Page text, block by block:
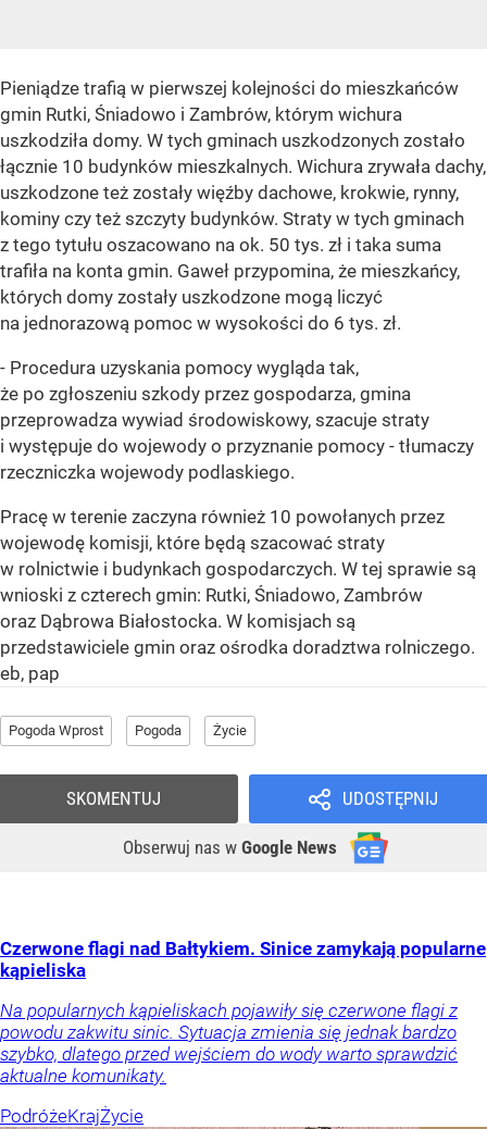
Pieniądze trafią w pierwszej kolejności do mieszkańców
gmin Rutki, Śniadowo i Zambrów, którym wichura
uszkodziła domy. W tych gminach uszkodzonych zostało
łącznie 10 budynków mieszkalnych. Wichura zrywała dachy,
uszkodzone też zostały więźby dachowe, krokwie, rynny,
kominy czy też szczyty budynków. Straty w tych gminach
z tego tytułu oszacowano na ok. 50 tys. zł i taka suma
trafiła na konta gmin. Gaweł przypomina, że mieszkańcy,
których domy zostały uszkodzone mogą liczyć
na jednorazową pomoc w wysokości do 6 tys. zł.
- Procedura uzyskania pomocy wygląda tak,
że po zgłoszeniu szkody przez gospodarza, gmina
przeprowadza wywiad środowiskowy, szacuje straty
i występuje do wojewody o przyznanie pomocy - tłumaczy
rzeczniczka wojewody podlaskiego.
Pracę w terenie zaczyna również 10 powołanych przez
wojewodę komisji, które będą szacować straty
w rolnictwie i budynkach gospodarczych. W tej sprawie są
wnioski z czterech gmin: Rutki, Śniadowo, Zambrów
oraz Dąbrowa Białostocka. W komisjach są
przedstawiciele gmin oraz ośrodka doradztwa rolniczego.
eb, pap
Pogoda Wprost Pogoda Życie
UDOSTĘPNIJ
Obserwuj nas w Google News
SKOMENTUJ
Czerwone flagi nad Bałtykiem. Sinice zamykają popularne
kąpieliska
Na popularnych kąpieliskach pojawiły się czerwone flagi z
powodu zakwitu sinic. Sytuacja zmienia się jednak bardzo
szybko, dlatego przed wejściem do wody warto sprawdzić
aktualne komunikaty.
PodróżeKrajŻycie